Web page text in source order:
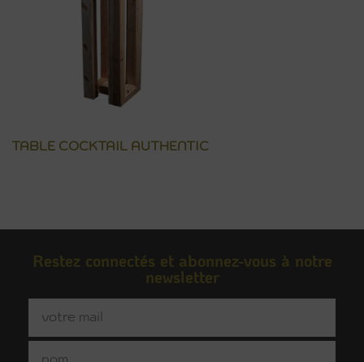
TABLE COCKTAIL AUTHENTIC
Restez connectés et abonnez-vous à notre
newsletter